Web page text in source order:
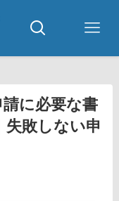
請に必要な書
失敗しない申